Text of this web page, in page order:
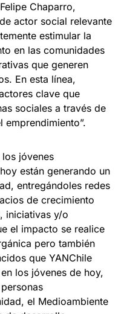
Chaparro,
actor social relevante
estimular la
en las comunidades
que generen
En esta línea,
clave que
sociales a través de
jóvenes
están generando un
entregándoles redes
de crecimiento
iniciativas y/o
el impacto se realice
pero también
que YANChile
los jóvenes de hoy,
el Medioambiente